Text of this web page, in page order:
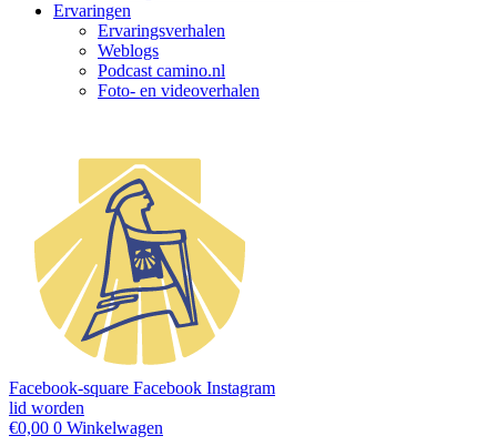
Ervaringen
Ervaringsverhalen
Weblogs
Podcast camino.nl
Foto- en videoverhalen
Facebook-square Facebook Instagram
lid worden
€0,00 0 Winkelwagen